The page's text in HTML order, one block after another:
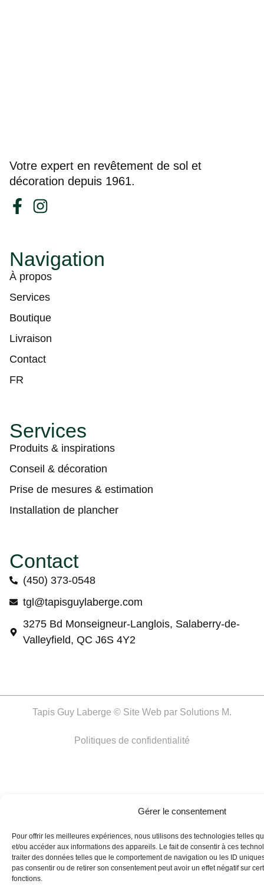
Gérer le consentement
Pour offrir les meilleures expériences, nous utilisons des technologies telles
et/ou accéder aux informations des appareils. Le fait de consentir à ces
traiter des données telles que le comportement de navigation ou les ID
pas consentir ou de retirer son consentement peut avoir un effet négatif sur
fonctions.
Votre expert en revêtement de sol et
décoration depuis 1961.
Navigation
À propos
Services
Boutique
Livraison
Contact
FR
Services
Produits & inspirations
Conseil & décoration
Prise de mesures & estimation
Installation de plancher
Contact
(450) 373-0548
tgl@tapisguylaberge.com
3275 Bd Monseigneur-Langlois, Salaberry-de-
Valleyfield, QC J6S 4Y2
Tapis Guy Laberge © Site Web par Solutions M.
Politiques de confidentialité
Vous ne trouvez pas ce que vous